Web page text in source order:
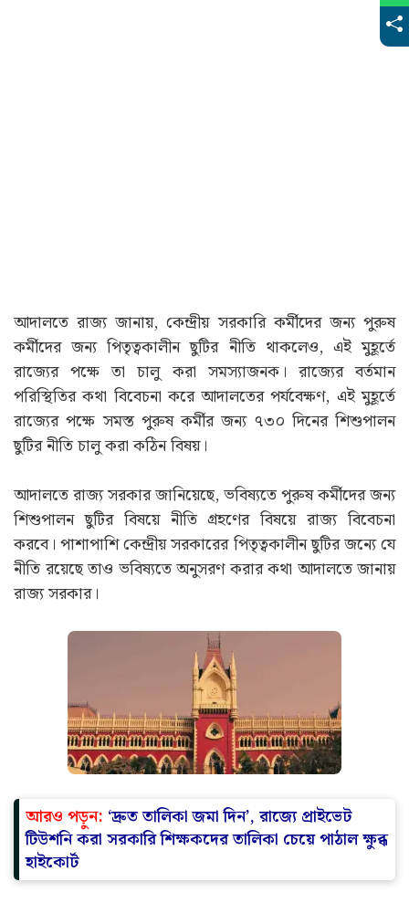
আদালতে রাজ্য জানায়, কেন্দ্রীয় সরকারি কর্মীদের জন্য পুরুষ
কর্মীদের জন্য পিতৃত্বকালীন ছুটির নীতি থাকলেও, এই মুহূর্তে
রাজ্যের পক্ষে তা চালু করা সমস্যাজনক। রাজ্যের বর্তমান
পরিস্থিতির কথা বিবেচনা করে আদালতের পর্যবেক্ষণ, এই মুহূর্তে
রাজ্যের পক্ষে সমস্ত পুরুষ কর্মীর জন্য ৭৩০ দিনের শিশুপালন
ছুটির নীতি চালু করা কঠিন বিষয়।
আদালতে রাজ্য সরকার জানিয়েছে, ভবিষ্যতে পুরুষ কর্মীদের জন্য
শিশুপালন ছুটির বিষয়ে নীতি গ্রহণের বিষয়ে রাজ্য বিবেচনা
করবে। পাশাপাশি কেন্দ্রীয় সরকারের পিতৃত্বকালীন ছুটির জন্যে যে
নীতি রয়েছে তাও ভবিষ্যতে অনুসরণ করার কথা আদালতে জানায়
রাজ্য সরকার।
আরও পড়ুন: ‘দ্রুত তালিকা জমা দিন’, রাজ্যে প্রাইভেট
টিউশনি করা সরকারি শিক্ষকদের তালিকা চেয়ে পাঠাল ক্ষুব্ধ
হাইকোর্ট